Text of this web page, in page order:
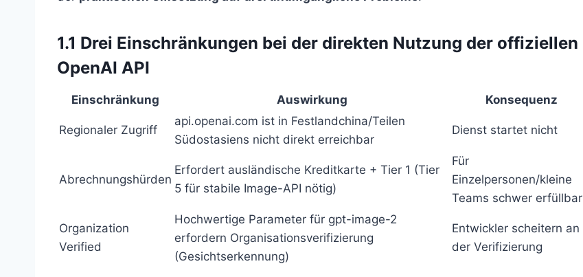
1.1 Drei Einschränkungen bei der direkten Nutzung der offiziellen
OpenAI API
Einschränkung Auswirkung Konsequenz
Regionaler Zugriff
api.openai.com ist in Festlandchina/Teilen
Südostasiens nicht direkt erreichbar
Dienst startet nicht
Abrechnungshürden
Erfordert ausländische Kreditkarte + Tier 1 (Tier
5 für stabile Image-API nötig)
Für
Einzelpersonen/kleine
Teams schwer erfüllbar
Organization
Verified
Hochwertige Parameter für gpt-image-2
erfordern Organisationsverifizierung
(Gesichtserkennung)
Entwickler scheitern an
der Verifizierung